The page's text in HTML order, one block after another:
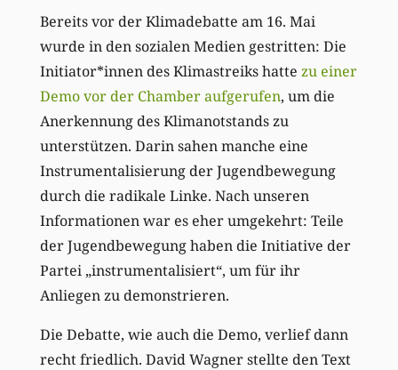
Bereits vor der Klimadebatte am 16. Mai
wurde in den sozialen Medien gestritten: Die
Initiator*innen des Klimastreiks hatte zu einer
Demo vor der Chamber aufgerufen, um die
Anerkennung des Klimanotstands zu
unterstützen. Darin sahen manche eine
Instrumentalisierung der Jugendbewegung
durch die radikale Linke. Nach unseren
Informationen war es eher umgekehrt: Teile
der Jugendbewegung haben die Initiative der
Partei „instrumentalisiert“, um für ihr
Anliegen zu demonstrieren.
Die Debatte, wie auch die Demo, verlief dann
recht friedlich. David Wagner stellte den Text